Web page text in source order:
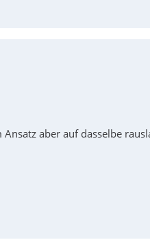
aber auf dasselbe